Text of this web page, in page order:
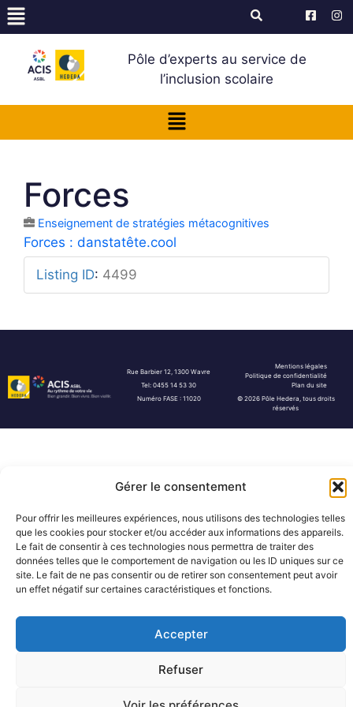
Gérer le consentement
Pour offrir les meilleures expériences, nous utilisons des technologies telles
que les cookies pour stocker et/ou accéder aux informations des appareils.
Le fait de consentir à ces technologies nous permettra de traiter des
données telles que le comportement de navigation ou les ID uniques sur ce
site. Le fait de ne pas consentir ou de retirer son consentement peut avoir
un effet négatif sur certaines caractéristiques et fonctions.
Accepter
Refuser
Pôle d’experts au service de
l’inclusion scolaire
Forces
Enseignement de stratégies métacognitives
Forces : danstatête.cool
Listing ID: 4499
Rue Barbier 12, 1300 Wavre
Tel: 0455 14 53 30
Numéro FASE : 11020
Mentions légales
Politique de confidentialité
Plan du site
© 2026 Pôle Hedera, tous droits
réservés